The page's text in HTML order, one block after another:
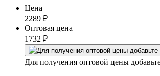
Цена
2289 ₽
Оптовая цена
1732 ₽
Для получения оптовой цены